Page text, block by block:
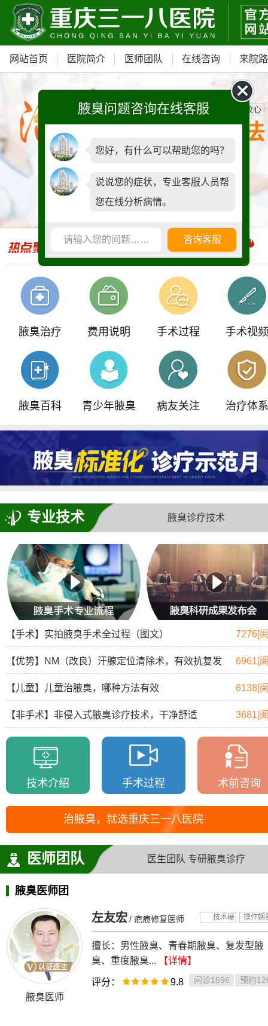
网站首页 医院简介 医师团队 在线咨询 来院
我院重磅引进ST内窥镜汗腺检查仪
全国腋臭手术失败修复基地正式落户我院
我院重磅引进ST内窥镜汗腺检查仪
全国腋臭手术失败修复基地正式落户我院
腋臭治疗 费用说明 手术过程 手术视频
腋臭百科 青少年腋臭 病友关注 治疗体系
专业技术 腋臭诊疗技术
【手术】实拍腋臭手术全过程（图文） 7276[
【优势】NM（改良）汗腺定位清除术，有效抗复发 6961[
【儿童】儿童治腋臭，哪种方法有效 6138[
【非手术】非侵入式腋臭诊疗技术，干净舒适 3681[
技术介绍 手术过程 术前咨询
治腋臭，就选重庆三一八医院
医师团队 医生团队 专研腋臭诊疗
腋臭医师团
腋臭医师
左友宏/ 疤痕修复医师 技术硬 操作娴
擅长：男性腋臭、青春期腋臭、复发型腋
臭、重度腋臭...
【详情】
评分： 9.8 问诊1596 预约
腋臭问题咨询在线客服
您好，有什么可以帮助您的吗？
说说您的症状，专业客服人员帮
您在线分析病情。
请输入您的问题…… 咨询客服